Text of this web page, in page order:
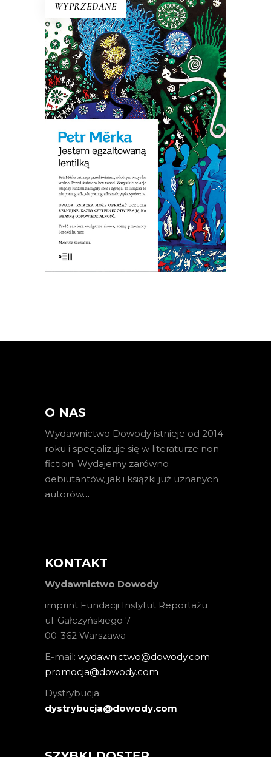
WYPRZEDANE
E-BOOK DO KOSZYKA
JESTEM EGZALTOWANĄ
LENTILKĄ
Opowiadania surrealistyczne, science
fiction o dewiantach, horror erotyczny,
pornograficzna krytyka społeczna. Ta
książką wprawiła w zdumienie nawet
czeskich czytelników!
O NAS
Wydawnictwo Dowody istnieje od 2014
roku i specjalizuje się w literaturze non-
fiction. Wydajemy zarówno
debiutantów, jak i książki już uznanych
autorów…
KONTAKT
Wydawnictwo Dowody
imprint Fundacji Instytut Reportażu
ul. Gałczyńskiego 7
00-362 Warszawa
E-mail: wydawnictwo@dowody.com
promocja@dowody.com
Dystrybucja:
dystrybucja@dowody.com